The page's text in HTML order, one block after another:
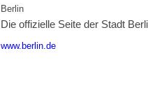
Berlin
Die offizielle Seite der Stadt
www.berlin.de